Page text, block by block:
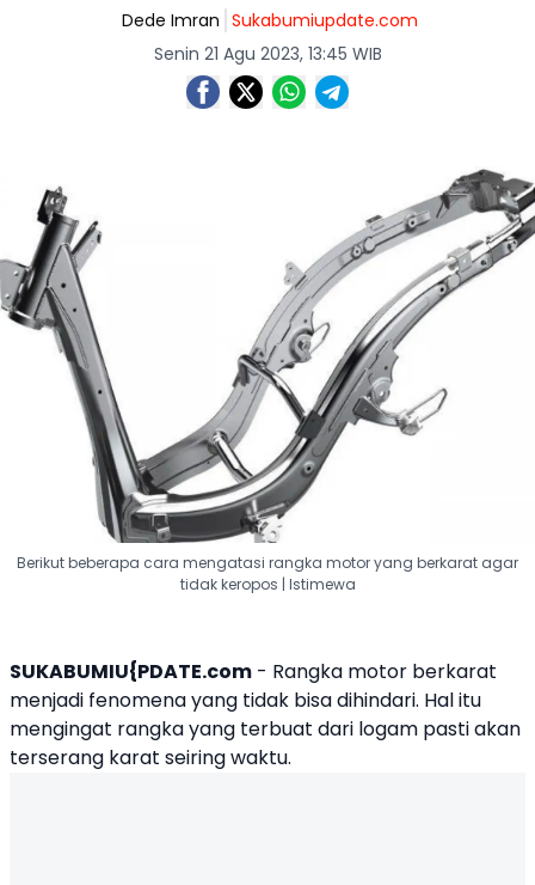
Dede Imran Sukabumiupdate.com
Senin 21 Agu 2023, 13:45 WIB
Berikut beberapa cara mengatasi rangka motor yang berkarat agar
tidak keropos | Istimewa
SUKABUMIU{PDATE.com - Rangka motor berkarat
menjadi fenomena yang tidak bisa dihindari. Hal itu
mengingat rangka yang terbuat dari logam pasti akan
terserang karat seiring waktu.